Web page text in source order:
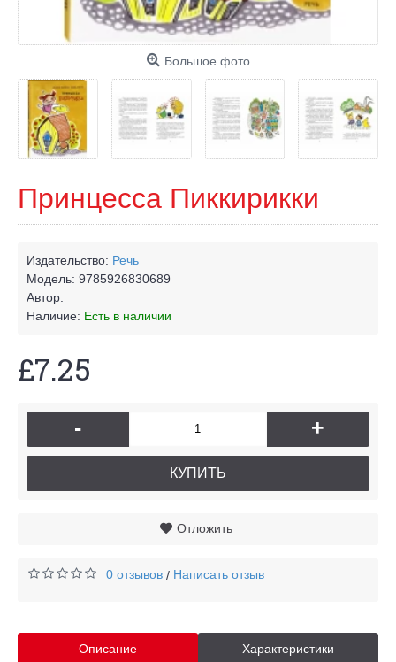
Большое фото
Принцесса Пиккирикки
Издательство: Речь
Модель: 9785926830689
Автор:
Наличие: Есть в наличии
£7.25
- +
КУПИТЬ
Отложить
0 отзывов / Написать отзыв
Описание Характеристики